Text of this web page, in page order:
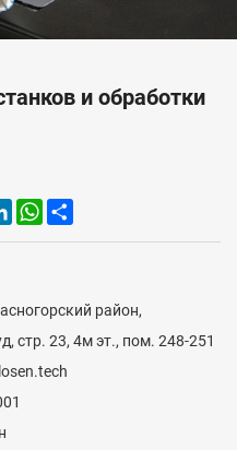
и обработки
LinkedInWhatsApp
район,
стр. 23, 4м эт., пом. 248-251